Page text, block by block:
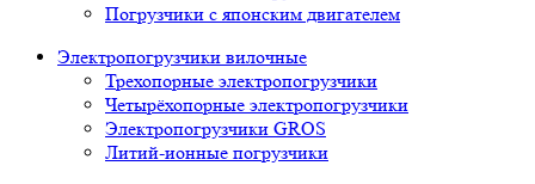
Погрузчики с японским двигателем
Электропогрузчики вилочные
Трехопорные электропогрузчики
Четырёхопорные электропогрузчики
Электропогрузчики GROS
Литий-ионные погрузчики